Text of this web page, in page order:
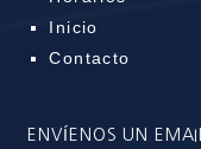
Inicio
Contacto
ENVÍENOS UN EMAIL